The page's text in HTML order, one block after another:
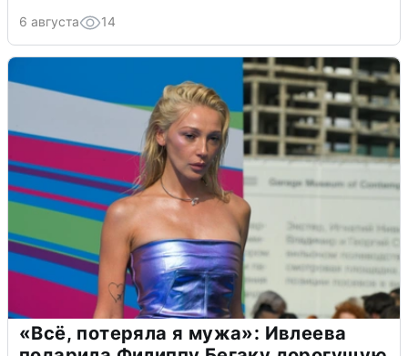
6 августа 14
«Всё, потеряла я мужа»: Ивлеева